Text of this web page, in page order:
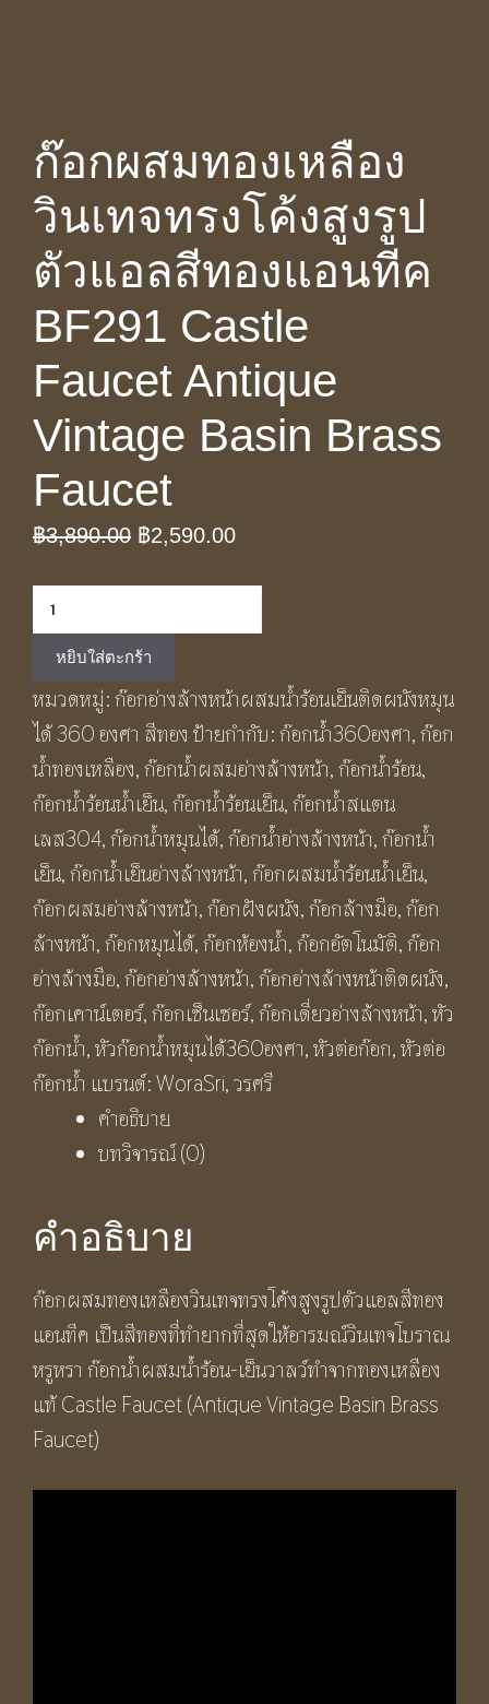
ก๊อกผสมทองเหลือง
วินเทจทรงโค้งสูงรูป
ตัวแอลสีทองแอนทีค
BF291 Castle
Faucet Antique
Vintage Basin Brass
Faucet
฿3,890.00 Original
฿3,890.00.
฿2,590.00Current
฿2,590.00.
จำนวน
ก๊อก
ทอง
เหลือง
วิน
เท
จ
ทรง
โค้ง
สูง
รูป
ตัว
แอ
ล
นทีค
Castle
Faucet
Antique
Vintage
Basin
หยิบใส่ตะกร้า
หมวดหมู่:ก๊อกอ่างล้างหน้าผสมน้ำร้อนเย็นติดผนังหมุน
ได้ 360 องศา สีทอง ป้ายกำกับ:ก๊อกน้ำ360องศา,ก๊อก
น้ำทองเหลือง,ก๊อกน้ำผสมอ่างล้างหน้า,ก๊อกน้ำร้อน,
ก๊อกน้ำร้อนน้ำเย็น,ก๊อกน้ำร้อนเย็น,ก๊อกน้ำสแตน
เลส304,ก๊อกน้ำหมุนได้,ก๊อกน้ำอ่างล้างหน้า,ก๊อกน้ำ
เย็น,ก๊อกน้ำเย็นอ่างล้างหน้า,ก๊อกผสมน้ำร้อนน้ำเย็น,
ก๊อกผสมอ่างล้างหน้า,ก๊อกฝังผนัง,ก๊อกล้างมือ,ก๊อก
ล้างหน้า,ก๊อกหมุนได้,ก๊อกห้องน้ำ,ก๊อกอัตโนมัติ,ก๊อก
อ่างล้างมือ,ก๊อกอ่างล้างหน้า,ก๊อกอ่างล้างหน้าติดผนัง,
ก๊อกเคาน์เตอร์,ก๊อกเซ็นเซอร์,ก๊อกเดี่ยวอ่างล้างหน้า,หัว
ก๊อกน้ำ,หัวก๊อกน้ำหมุนได้360องศา,หัวต่อก๊อก,หัวต่อ
ก๊อกน้ำ แบรนด์:WoraSri,วรศรี
คำอธิบาย
บทวิจารณ์ (0)
คำอธิบาย
ก๊อกผสมทองเหลืองวินเทจทรงโค้งสูงรูปตัวแอลสีทอง
แอนทีค เป็นสีทองที่ทำยากที่สุดให้อารมณ์วินเทจโบราณ
หรูหรา ก๊อกน้ำผสมน้ำร้อน-เย็นวาลว์ทำจากทองเหลือง
แท้ Castle Faucet (Antique Vintage Basin Brass
Faucet)